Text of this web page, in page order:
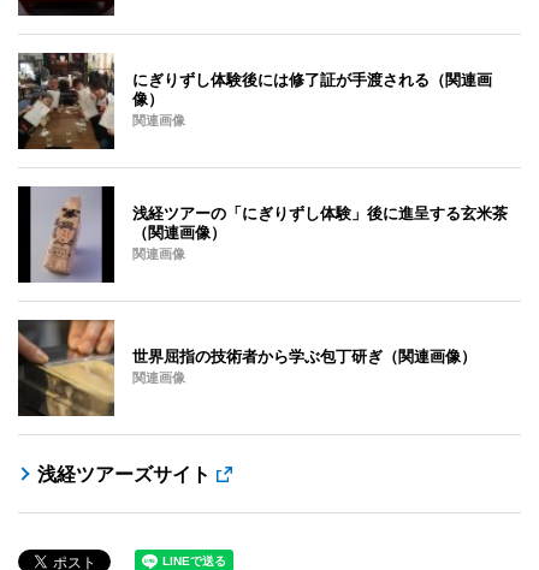
にぎりずし体験後には修了証が手渡される（関連画
像）
関連画像
浅経ツアーの「にぎりずし体験」後に進呈する玄米茶
（関連画像）
関連画像
世界屈指の技術者から学ぶ包丁研ぎ（関連画像）
関連画像
浅経ツアーズサイト